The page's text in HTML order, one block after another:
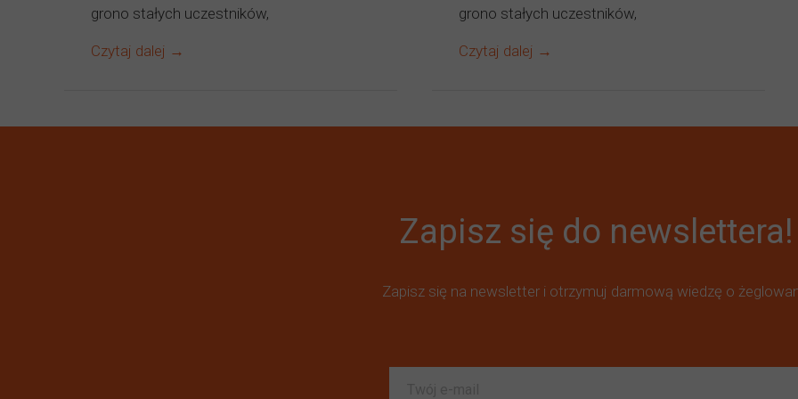
Zapisz się do newslettera!
Zapisz się na newsletter i otrzymuj darmową wiedzę o
grono stałych uczestników,
Czytaj dalej →
grono stałych uczestników,
Czytaj dalej →